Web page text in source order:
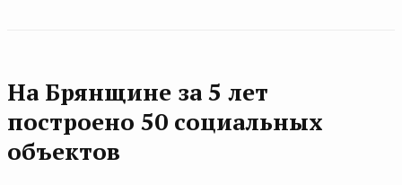
На Брянщине за 5 лет
построено 50 социальных
объектов